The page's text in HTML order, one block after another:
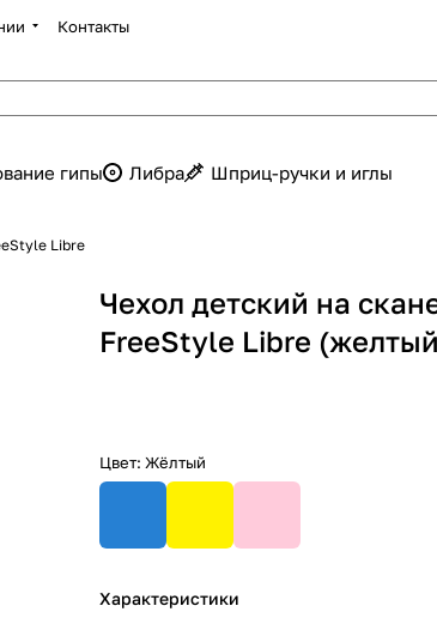
Контакты
гипы Либра Шприц-ручки и иглы
Libre
Чехол детский на
FreeStyle Libre
Цвет:Жёлтый
Характеристики